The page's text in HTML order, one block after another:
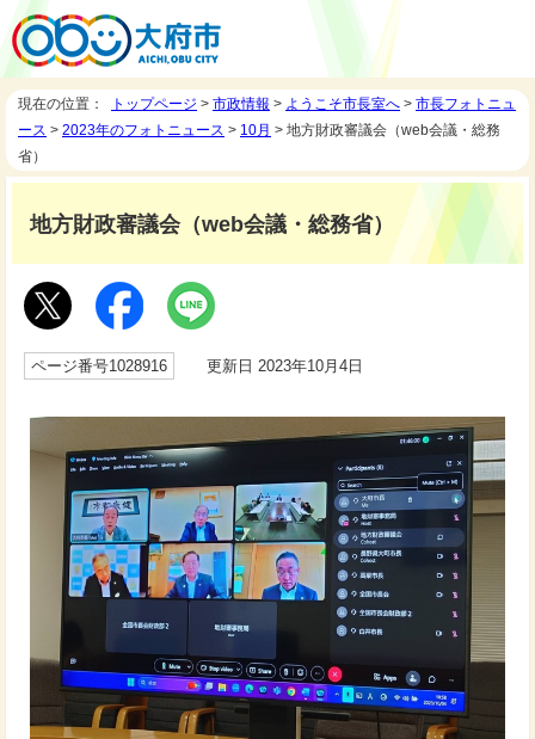
現在の位置： トップページ > 市政情報 > ようこそ市長室へ > 市長フォトニュ
ース > 2023年のフォトニュース > 10月 > 地方財政審議会（web会議・総務
省）
地方財政審議会（web会議・総務省）
ページ番号1028916 更新日 2023年10月4日